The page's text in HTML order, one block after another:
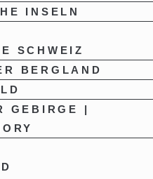
INSELN
SCHWEIZ
BERGLAND
GEBIRGE |